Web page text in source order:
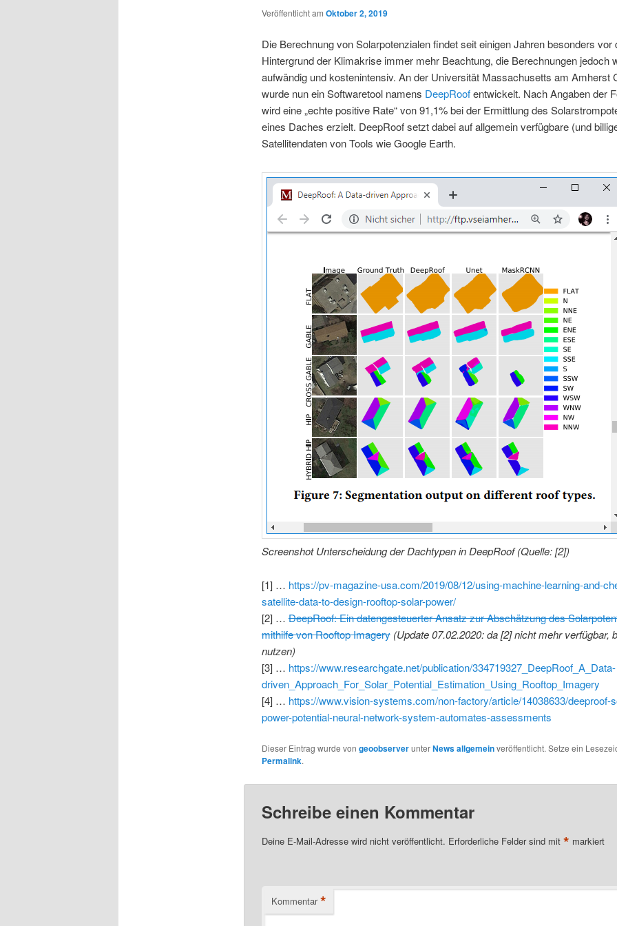
Veröffentlicht am Oktober 2, 2019
Die Berechnung von Solarpotenzialen findet seit einigen Jahren besonders vor
Hintergrund der Klimakrise immer mehr Beachtung, die Berechnungen jedoch
aufwändig und kostenintensiv. An der Universität Massachusetts am Amherst
wurde nun ein Softwaretool namens DeepRoofentwickelt. Nach Angaben der
wird eine „echte positive Rate“ von 91,1% bei der Ermittlung des
eines Daches erzielt. DeepRoof setzt dabei auf allgemein verfügbare (und
Satellitendaten von Tools wie Google Earth.
Screenshot Unterscheidung der Dachtypen in DeepRoof (Quelle: [2])
[1] … https://pv-magazine-usa.com/2019/08/12/using-machine-learning-and-
satellite-data-to-design-rooftop-solar-power/
[2] …DeepRoof: Ein datengesteuerter Ansatz zur Abschätzung des
mithilfe von Rooftop Imagery (Update 07.02.2020: da [2] nicht mehr verfügbar,
nutzen)
[3] … https://www.researchgate.net/publication/334719327_DeepRoof_A_Data-
driven_Approach_For_Solar_Potential_Estimation_Using_Rooftop_Imagery
[4] … https://www.vision-systems.com/non-factory/article/14038633/deeproof-
power-potential-neural-network-system-automates-assessments
Dieser Eintrag wurde von geoobserverunterNews allgemeinveröffentlicht. Setze ein
Permalink.
Schreibe einen Kommentar
Deine E-Mail-Adresse wird nicht veröffentlicht. Erforderliche Felder sind mit * markiert
Kommentar *